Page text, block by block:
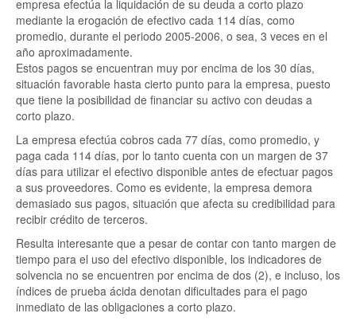
empresa efectúa la liquidación de su deuda a corto plazo
mediante la erogación de efectivo cada 114 días, como
promedio, durante el periodo 2005-2006, o sea, 3 veces en el
año aproximadamente.
Estos pagos se encuentran muy por encima de los 30 días,
situación favorable hasta cierto punto para la empresa, puesto
que tiene la posibilidad de financiar su activo con deudas a
corto plazo.
La empresa efectúa cobros cada 77 días, como promedio, y
paga cada 114 días, por lo tanto cuenta con un margen de 37
días para utilizar el efectivo disponible antes de efectuar pagos
a sus proveedores. Como es evidente, la empresa demora
demasiado sus pagos, situación que afecta su credibilidad para
recibir crédito de terceros.
Resulta interesante que a pesar de contar con tanto margen de
tiempo para el uso del efectivo disponible, los indicadores de
solvencia no se encuentren por encima de dos (2), e incluso, los
índices de prueba ácida denotan dificultades para el pago
inmediato de las obligaciones a corto plazo.